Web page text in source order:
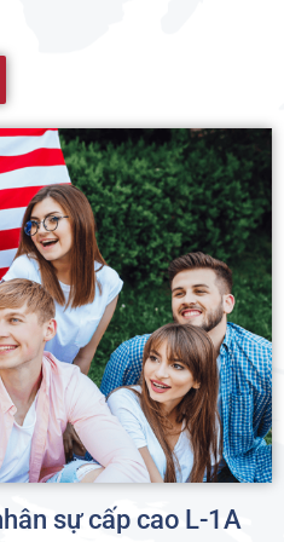
sự cấp cao L-1A